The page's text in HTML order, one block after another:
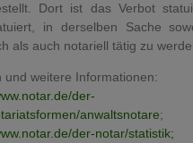
Dort ist das Verbot
in derselben Sache
als auch notariell tätig zu
und weitere Informationen:
der-
anwaltsnotare;
der-notar/statistik;